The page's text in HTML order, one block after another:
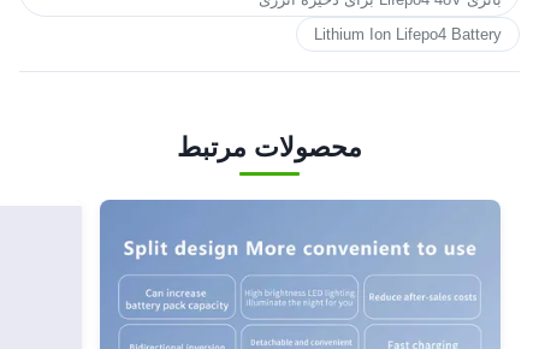
Lithium Ion Lifepo4 Battery
محصولات مرتبط